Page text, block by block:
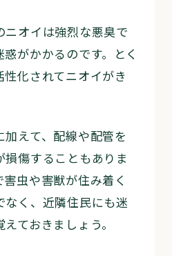
オイは強烈な悪臭で
がかかるのです。とく
化されてニオイがき
えて、配線や配管を
傷することもありま
虫や害獣が住み着く
なく、近隣住民にも迷
ておきましょう。